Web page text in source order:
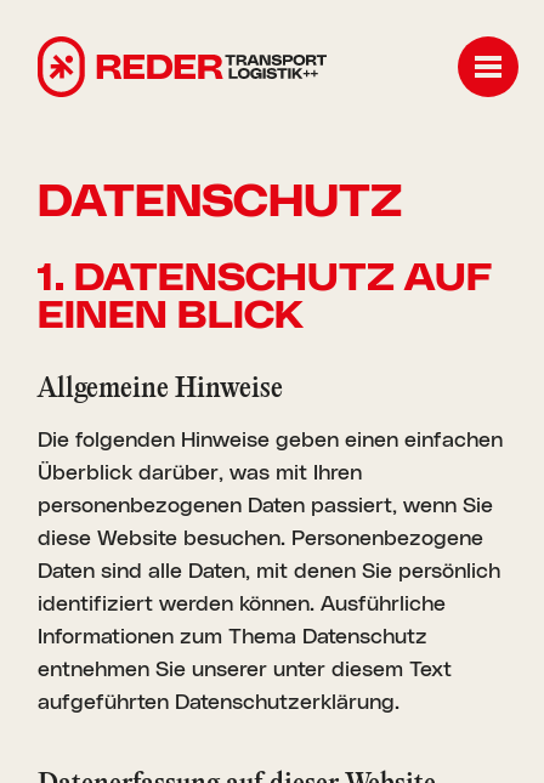
DATEN­SCHUTZ
1. DATEN­SCHUTZ AUF
EINEN BLICK
Allge­meine Hinweise
Die folgenden Hinweise geben einen einfachen
Überblick darüber, was mit Ihren
personenbezogenen Daten passiert, wenn Sie
diese Website besuchen. Personenbezogene
Daten sind alle Daten, mit denen Sie persönlich
identifiziert werden können. Ausführliche
Informationen zum Thema Datenschutz
entnehmen Sie unserer unter diesem Text
aufgeführten Datenschutzerklärung.